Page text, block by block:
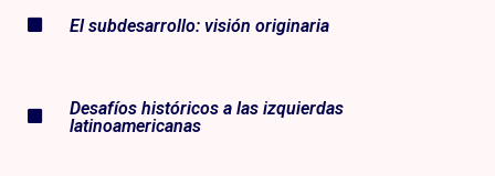
El subdesarrollo: visión originaria
Desafíos históricos a las izquierdas
latinoamericanas